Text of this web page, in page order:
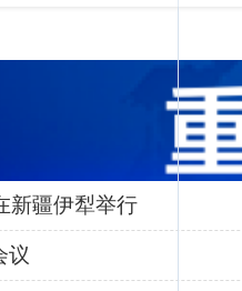
新疆伊犁举行
议